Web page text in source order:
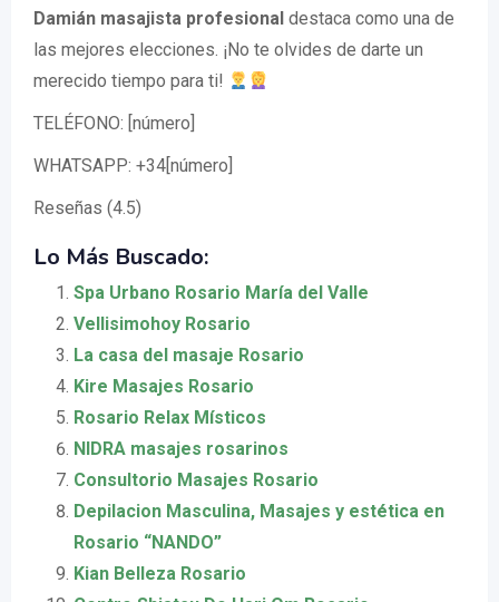
Damián masajista profesional destaca como una de
las mejores elecciones. ¡No te olvides de darte un
merecido tiempo para ti!
TELÉFONO: [número]
WHATSAPP: +34[número]
Reseñas (4.5)
Lo Más Buscado:
Spa Urbano Rosario María del Valle
Vellisimohoy Rosario
La casa del masaje Rosario
Kire Masajes Rosario
Rosario Relax Místicos
NIDRA masajes rosarinos
Consultorio Masajes Rosario
Depilacion Masculina, Masajes y estética en
Rosario “NANDO”
Kian Belleza Rosario